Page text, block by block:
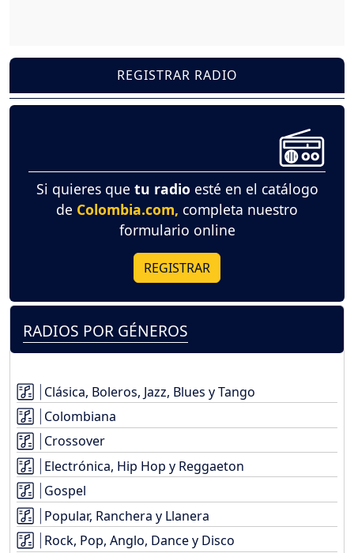
REGISTRAR RADIO
Si quieres que tu radio esté en el catálogo
de Colombia.com, completa nuestro
formulario online
REGISTRAR
RADIOS POR GÉNEROS
Clásica, Boleros, Jazz, Blues y Tango
Colombiana
Crossover
Electrónica, Hip Hop y Reggaeton
Gospel
Popular, Ranchera y Llanera
Rock, Pop, Anglo, Dance y Disco